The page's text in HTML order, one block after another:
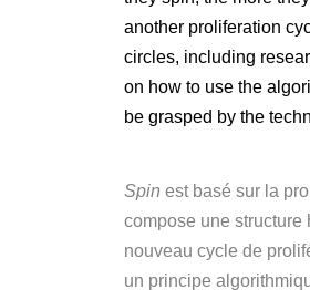
another proliferation
circles, including
on how to use the
be grasped by the
Spin est basé sur la
compose une structure
nouveau cycle de
un principe